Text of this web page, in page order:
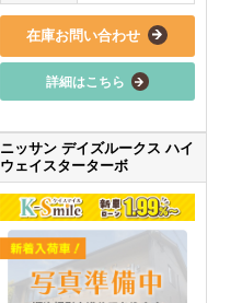
在庫お問い合わせ
詳細はこちら
ニッサン デイズルークス ハイ
ウェイスターターボ